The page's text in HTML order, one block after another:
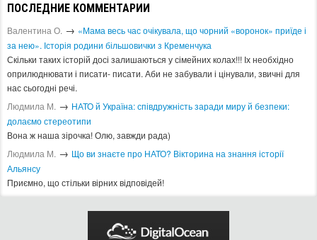
ПОСЛЕДНИЕ КОММЕНТАРИИ
Валентина О. → «Мама весь час очікувала, що чорний «воронок» приїде і
за нею». Історія родини більшовички з Кременчука
Скільки таких історій досі залишаються у сімейних колах!!! Іх необхідно
оприлюднювати і писати- писати. Аби не забували і цінували, звичні для
нас сьогодні речі.
Людмила М. → ​НАТО й Україна: співдружність заради миру й безпеки:
долаємо стереотипи
Вона ж наша зірочка! Олю, завжди рада)
Людмила М. → Що ви знаєте про НАТО? Вікторина на знання історії
Альянсу ​
Приємно, що стільки вірних відповідей!